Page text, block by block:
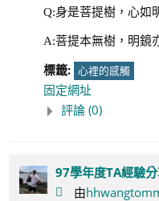
Q:身是菩提樹，心如
A:菩提本無樹，明鏡
標籤: 心裡的感觸
固定網址
評論 (0)
97學年度TA經驗
由